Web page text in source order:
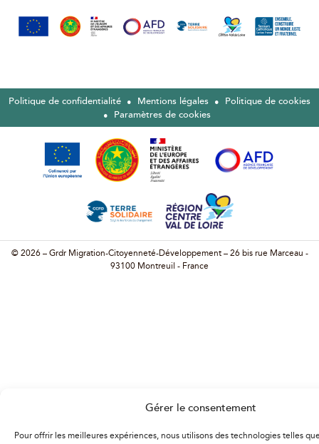
Gérer le consentement
Pour offrir les meilleures expériences, nous utilisons des technologies telles
Politique de confidentialité Mentions légales
Politique de cookies
Paramètres de cookies
© 2026 – Grdr Migration-Citoyenneté-Développement – 26 bis rue Marceau -
93100 Montreuil - France